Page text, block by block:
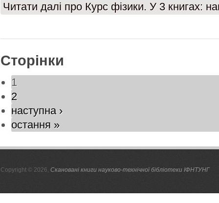
Читати далі про Курс фізики. У 3 книгах:
Сторінки
1
2
наступна ›
остання »
Copyright © 2026, Скановані книги науково-технічної бібліотеки ІФНТУНГ